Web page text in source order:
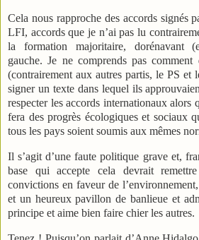
Cela nous rapproche des accords signés
LFI, accords que je n’ai pas lu
la formation majoritaire, dorénavant
gauche. Je ne comprends pas comment
(contrairement aux autres partis, le PS et
signer un texte dans lequel ils
respecter les accords internationaux alors
fera des progrès écologiques et sociaux
tous les pays soient soumis aux mêmes
Il s’agit d’une faute politique grave et,
base qui accepte cela devrait
convictions en faveur de
et un heureux pavillon de banlieue et
principe et aime bien faire chier les autres.